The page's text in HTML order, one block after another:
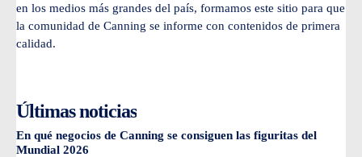
en los medios más grandes del país, formamos este sitio para que
la comunidad de Canning se informe con contenidos de primera
calidad.
Últimas noticias
En qué negocios de Canning se consiguen las figuritas del
Mundial 2026